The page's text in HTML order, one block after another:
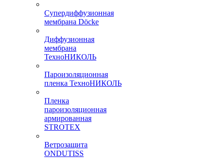
Супердиффузионная
мембрана Döcke
Диффузионная
мембрана
ТехноНИКОЛЬ
Пароизоляционная
пленка ТехноНИКОЛЬ
Пленка
пароизоляционная
армированная
STROTEX
Ветрозащита
ONDUTISS